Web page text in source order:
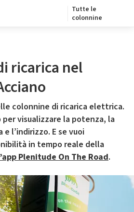
Tutte le
colonnine
ricarica nel
colonnine di ricarica elettrica.
per visualizzare la potenza, la
l’indirizzo. E se vuoi
in tempo reale della
Plenitude On The Road.